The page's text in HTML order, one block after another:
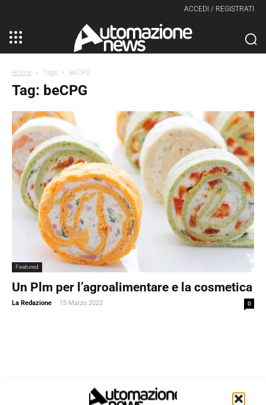
ACCEDI / REGISTRATI
Home Tags BeCPG
Tag: beCPG
Featured
Un Plm per l’agroalimentare e la cosmetica
La Redazione - 15 Marzo 2022 0